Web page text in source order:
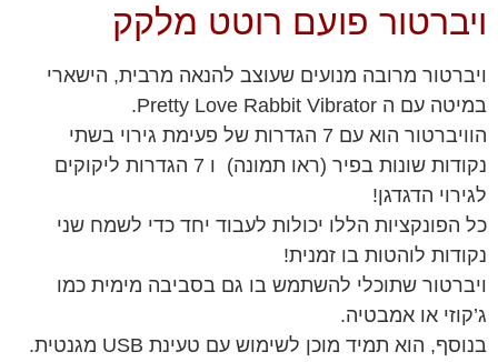
ויברטור פועם רוטט מלקק
ויברטור מרובה מנועים שעוצב להנאה מרבית, הישארי
במיטה עם ה Pretty Love Rabbit Vibrator.
הוויברטור הוא עם 7 הגדרות של פעימת גירוי בשתי
נקודות שונות בפיר (ראו תמונה) ו 7 הגדרות ליקוקים
לגירוי הדגדגן!
כל הפונקציות הללו יכולות לעבוד יחד כדי לשמח שני
נקודות לוהטות בו זמנית!
ויברטור שתוכלי להשתמש בו גם בסביבה מימית כמו
ג’קוזי או אמבטיה.
בנוסף, הוא תמיד מוכן לשימוש עם טעינת USB מגנטית.